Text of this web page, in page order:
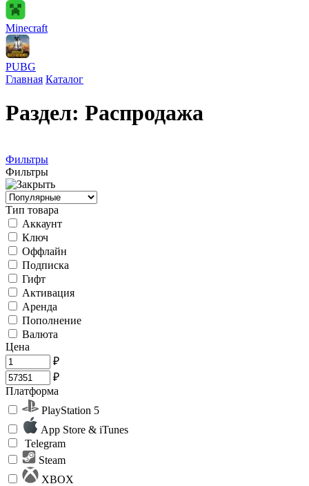
Minecraft
PUBG
Главная Каталог
Раздел: Распродажа
Фильтры
Фильтры
Тип товара
Аккаунт
Ключ
Оффлайн
Подписка
Гифт
Активация
Аренда
Пополнение
Валюта
Цена
₽
₽
Платформа
PlayStation 5
App Store & iTunes
Telegram
Steam
XBOX